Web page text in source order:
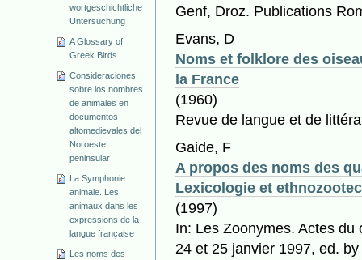
wortgeschichtliche
Untersuchung
A Glossary of
Greek Birds
Consideraciones
sobre los nombres
de animales en
documentos
altomedievales del
Noroeste
peninsular
La Symphonie
animale. Les
animaux dans les
expressions de la
langue française
Les noms des
Genf, Droz. Publications
Evans, D
Noms et folklore des
la France
(1960)
Revue de langue et de
Gaide, F
A propos des noms des
Lexicologie et
(1997)
In: Les Zoonymes. Actes
24 et 25 janvier 1997, ed.